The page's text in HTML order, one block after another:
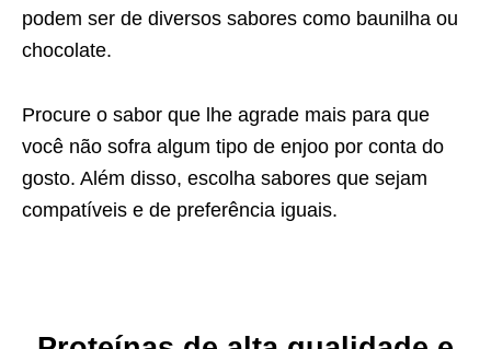
podem ser de diversos sabores como baunilha ou
chocolate.
Procure o sabor que lhe agrade mais para que
você não sofra algum tipo de enjoo por conta do
gosto. Além disso, escolha sabores que sejam
compatíveis e de preferência iguais.